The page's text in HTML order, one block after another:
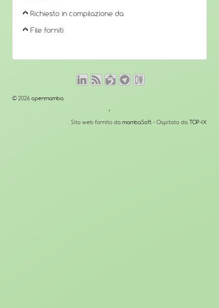
Richiesto in compilazione da
File forniti
© 2026 openmamba
↑
Sito web fornito da mambaSoft - Ospitato da TOP-IX